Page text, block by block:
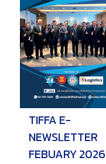
TIFFA E-
NEWSLETTER
FEBUARY 2026